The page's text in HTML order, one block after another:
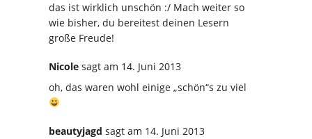
das ist wirklich unschön :/ Mach weiter so
wie bisher, du bereitest deinen Lesern
große Freude!
Nicole sagt am 14. Juni 2013
oh, das waren wohl einige „schön“s zu viel
beautyjagd sagt am 14. Juni 2013